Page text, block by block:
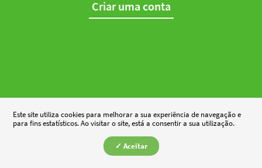
Criar uma conta
Este site utiliza cookies para melhorar a sua experiência de navegação e
para fins estatísticos. Ao visitar o site, está a consentir a sua utilização.
✓ Aceitar